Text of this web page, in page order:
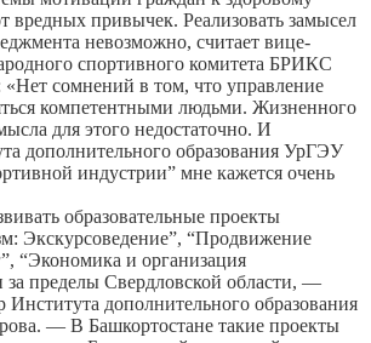
вредных привычек. Реализовать замысел
невозможно, считает вице-
спортивного комитета БРИКС
сомнений в том, что управление
компетентными людьми. Жизненного
для этого недостаточно. И
дополнительного образования УрГЭУ
индустрии” мне кажется очень
образовательные проекты
Экскурсоведение”, “Продвижение
“Экономика и организация
за пределы Свердловской области, —
Института дополнительного образования
— В Башкортостане такие проекты